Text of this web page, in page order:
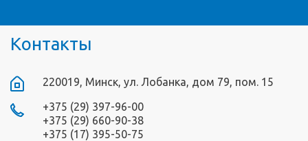
Контакты
220019, Минск, ул. Лобанка, дом 79, пом. 15
+375 (29) 397-96-00
+375 (29) 660-90-38
+375 (17) 395-50-75